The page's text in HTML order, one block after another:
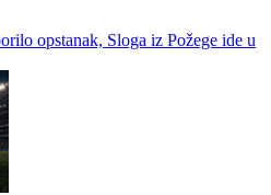
opstanak, Sloga iz Požege ide u